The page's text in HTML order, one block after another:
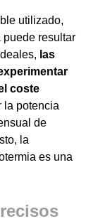
utilizado,
puede resultar
las
coste
la potencia
de
la
es una